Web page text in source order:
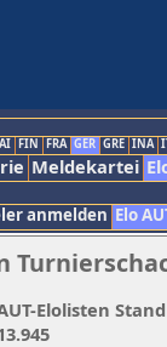
FIN FRA GER GRE INA
Meldekartei
anmelden Elo
Elolisten